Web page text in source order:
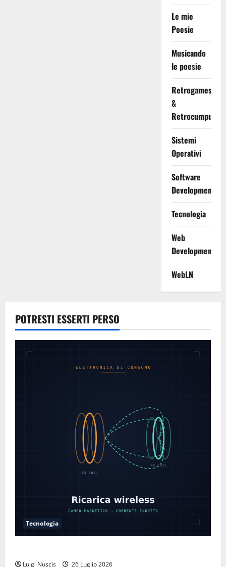
Le mie
Poesie
Musicando
le poesie
Retrogames
&
Retrocumputing
Sistemi
Operativi
Software
Development
Tecnologia
Web
Development
WebLN
POTRESTI ESSERTI PERSO
Tecnologia
Luigi Nuscis 26 Luglio 2026